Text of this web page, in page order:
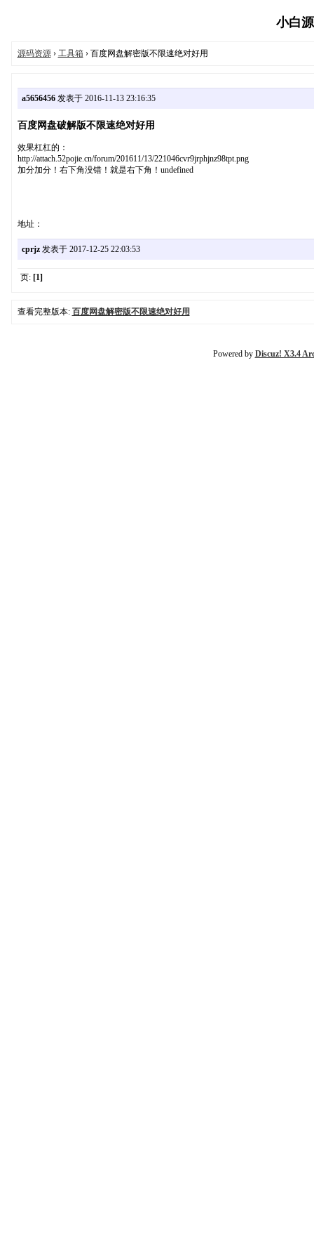
小白
源码资源› 工具箱 › 百度网盘解密版不限速绝对好用
a5656456发表于 2016-11-13 23:16:35
百度网盘破解版不限速绝对好用
效果杠杠的：
http://attach.52pojie.cn/forum/201611/13/221046cvr9jrphjnz98tpt.png
加分加分！右下角没错！就是右下角！undefined
地址：
cprjz发表于 2017-12-25 22:03:53
页: [1]
查看完整版本: 百度网盘解密版不限速绝对好用
Powered by Discuz! X3.4